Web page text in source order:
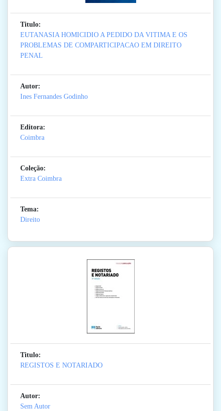
Titulo:
EUTANASIA HOMICIDIO A PEDIDO DA VITIMA E OS
PROBLEMAS DE COMPARTICIPACAO EM DIREITO
PENAL
Autor:
Ines Fernandes Godinho
Editora:
Coimbra
Coleção:
Extra Coimbra
Tema:
Direito
Titulo:
REGISTOS E NOTARIADO
Autor:
Sem Autor